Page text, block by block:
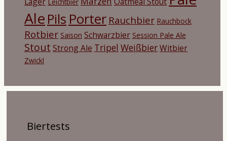
Ale Pils Porter Rauchbier Rauchbock
Rotbier Saison Schwarzbier Session Pale Ale
Stout Strong Ale Tripel WeißbierWitbier
Zwickl
Biertests